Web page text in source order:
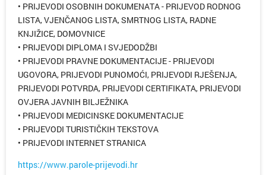
• PRIJEVODI OSOBNIH DOKUMENATA - PRIJEVOD RODNOG
LISTA, VJENČANOG LISTA, SMRTNOG LISTA, RADNE
KNJIŽICE, DOMOVNICE
• PRIJEVODI DIPLOMA I SVJEDODŽBI
• PRIJEVODI PRAVNE DOKUMENTACIJE - PRIJEVODI
UGOVORA, PRIJEVODI PUNOMOĆI, PRIJEVODI RJEŠENJA,
PRIJEVODI POTVRDA, PRIJEVODI CERTIFIKATA, PRIJEVODI
OVJERA JAVNIH BILJEŽNIKA
• PRIJEVODI MEDICINSKE DOKUMENTACIJE
• PRIJEVODI TURISTIČKIH TEKSTOVA
• PRIJEVODI INTERNET STRANICA
https://www.parole-prijevodi.hr